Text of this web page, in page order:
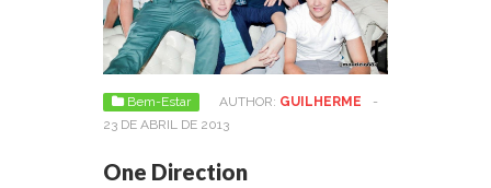
Bem-Estar AUTHOR: GUILHERME
-
23 DE ABRIL DE 2013
One Direction